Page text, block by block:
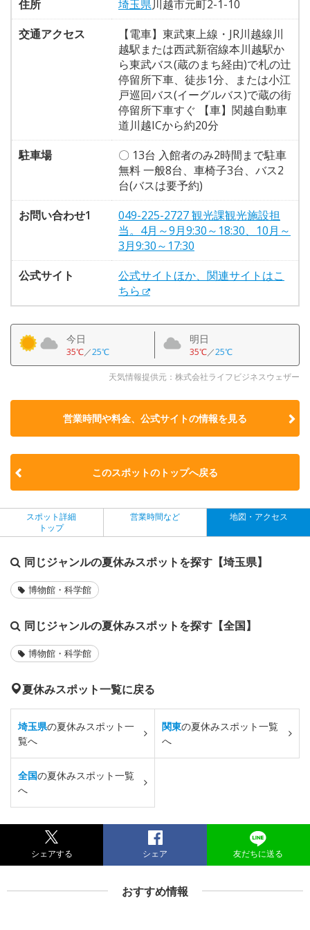
住所 埼玉県川越市元町2-1-10
交通アクセス
【電車】東武東上線・JR川越線川
越駅または西武新宿線本川越駅か
ら東武バス(蔵のまち経由)で札の辻
停留所下車、徒歩1分、または小江
戸巡回バス(イーグルバス)で蔵の街
停留所下車すぐ 【車】関越自動車
道川越ICから約20分
駐車場
〇 13台 入館者のみ2時間まで駐車
無料 一般8台、車椅子3台、バス2
台(バスは要予約)
お問い合わせ1
049-225-2727 観光課観光施設担
当。4月～9月9:30～18:30、10月～
3月9:30～17:30
公式サイト
公式サイトほか、関連サイトはこ
ちら
今日
35℃／25℃
明日
35℃／25℃
天気情報提供元：株式会社ライフビジネスウェザー
営業時間や料金、公式サイトの情報を見る
このスポットのトップへ戻る
スポット詳細
トップ
営業時間など 地図・アクセス
同じジャンルの夏休みスポットを探す【埼玉県】
博物館・科学館
同じジャンルの夏休みスポットを探す【全国】
博物館・科学館
夏休みスポット一覧に戻る
埼玉県の夏休みスポット一
覧へ
関東の夏休みスポット一覧
へ
全国の夏休みスポット一覧
へ
シェアする シェア 友だちに送る
おすすめ情報